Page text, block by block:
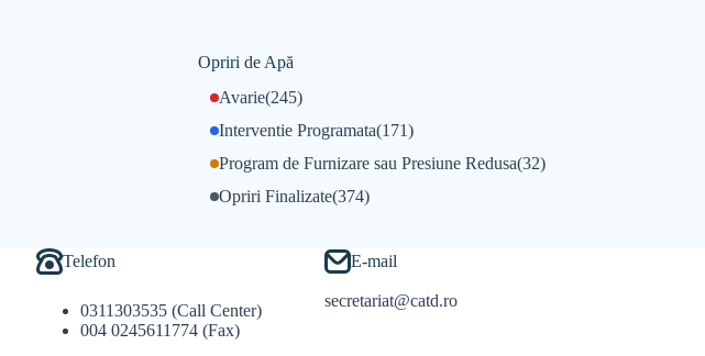
Opriri de Apă
Avarie(245)
Interventie Programata(171)
Opriri Finalizate(374)
Program de Furnizare sau Presiune Redusa(32)
Telefon
0311303535 (Call Center)
004 0245611774 (Fax)
E-mail
secretariat@catd.ro